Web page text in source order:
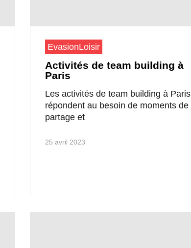
EvasionLoisir
Activités de team building à
Paris
Les activités de team building à Paris
répondent au besoin de moments de
partage et
25 avril 2023